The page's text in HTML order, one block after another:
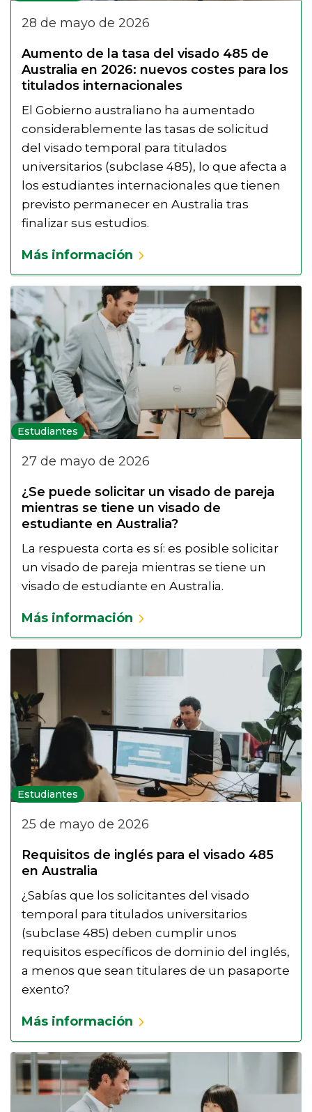
28 de mayo de 2026
Aumento de la tasa del visado 485 de
Australia en 2026: nuevos costes para los
titulados internacionales
El Gobierno australiano ha aumentado
considerablemente las tasas de solicitud
del visado temporal para titulados
universitarios (subclase 485), lo que afecta a
los estudiantes internacionales que tienen
previsto permanecer en Australia tras
finalizar sus estudios.
Más información
Estudiantes
27 de mayo de 2026
¿Se puede solicitar un visado de pareja
mientras se tiene un visado de
estudiante en Australia?
La respuesta corta es sí: es posible solicitar
un visado de pareja mientras se tiene un
visado de estudiante en Australia.
Más información
Estudiantes
25 de mayo de 2026
Requisitos de inglés para el visado 485
en Australia
¿Sabías que los solicitantes del visado
temporal para titulados universitarios
(subclase 485) deben cumplir unos
requisitos específicos de dominio del inglés,
a menos que sean titulares de un pasaporte
exento?
Más información